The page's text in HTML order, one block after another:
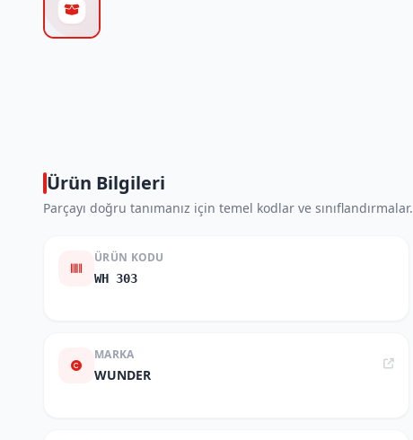
Ürün Bilgileri
Parçayı doğru tanımanız için temel kodlar ve sınıflandırmalar.
ÜRÜN KODU
WH 303
MARKA
WUNDER